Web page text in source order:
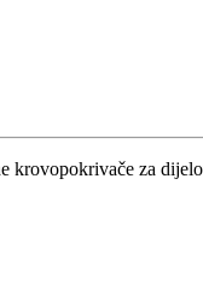
krovopokrivače za